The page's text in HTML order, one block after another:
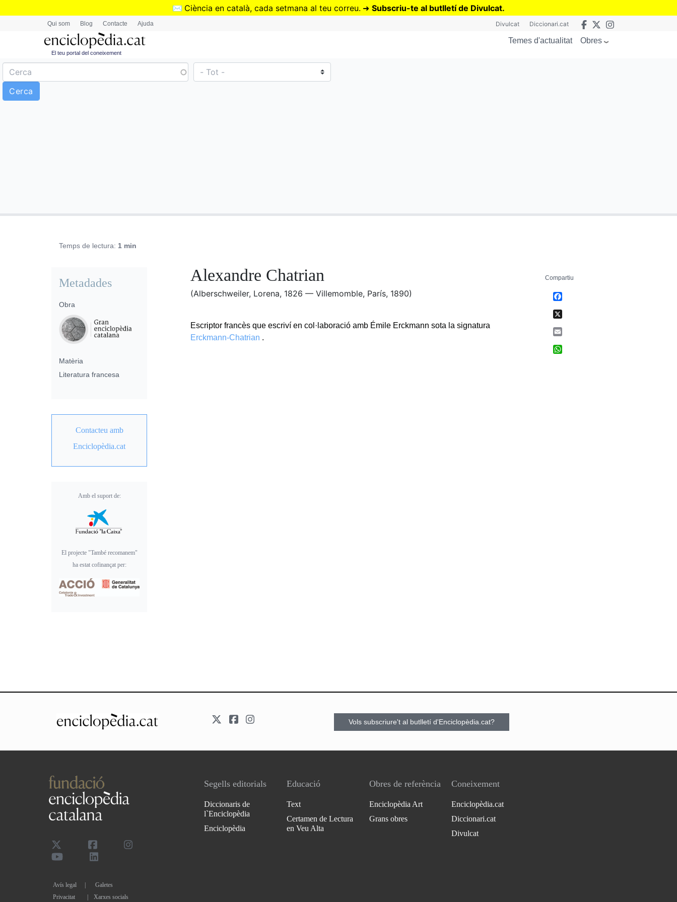
Vés
✉️ Ciència en català, cada setmana al teu correu. ➜ Subscriu-te al butlletí de Divulcat.
Qui som Blog Contacte Ajuda Divulcat Diccionari.cat
El teu portal del coneixement
Temes d'actualitat Obres
Temps de lectura: 1 min
Alexandre Chatrian
(Alberschweiler, Lorena, 1826 — Villemomble, París, 1890)
Escriptor francès que escriví en col·laboració amb Émile Erckmann sota la signatura
Erckmann-Chatrian .
Metadades
Obra
Matèria
Literatura francesa
Contacteu amb
Enciclopèdia.cat
Amb el suport de:
El projecte "També recomanem"
ha estat cofinançat per:
Compartiu
Vols subscriure't al butlletí d'Enciclopèdia.cat?
Avís legal
Galetes
Privacitat
| Xarxes socials
Segells editorials
Diccionaris de
l`Enciclopèdia
Enciclopèdia
Educació
Text
Certamen de Lectura
en Veu Alta
Obres de referència
Enciclopèdia Art
Grans obres
Coneixement
Enciclopèdia.cat
Diccionari.cat
Divulcat